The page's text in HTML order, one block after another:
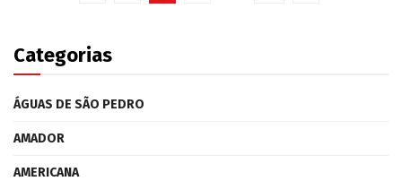
Categorias
ÁGUAS DE SÃO PEDRO
AMADOR
AMERICANA